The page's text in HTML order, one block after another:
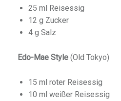
25 ml Reisessig
12 g Zucker
4 g Salz
Edo-Mae Style (Old Tokyo)
15 ml roter Reisessig
10 ml weißer Reisessig